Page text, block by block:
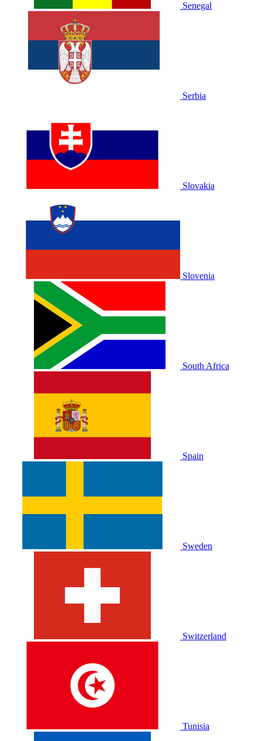
Senegal
Serbia
Slovakia
Slovenia
South Africa
Spain
Sweden
Switzerland
Tunisia